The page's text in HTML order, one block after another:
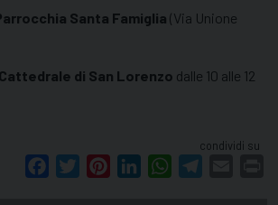
Santa Famiglia (Via Unione
di San Lorenzo dalle 10 alle 12
condividi su
FacebookTwitterPinterestLinkedInWhatsApp